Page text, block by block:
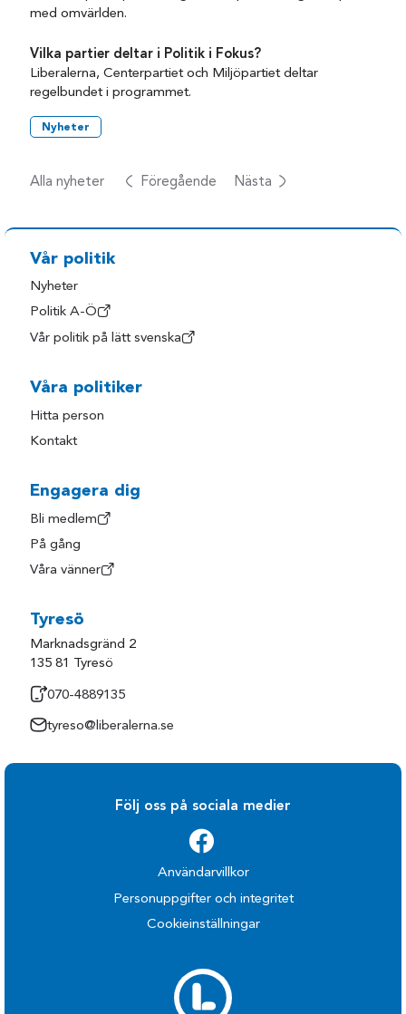
med omvärlden.
Vilka partier deltar i Politik i Fokus?
Liberalerna, Centerpartiet och Miljöpartiet deltar
regelbundet i programmet.
Nyheter
Alla nyheter Föregående Nästa
Vår politik
Nyheter
Politik A-Ö
Vår politik på lätt svenska
Våra politiker
Hitta person
Kontakt
Engagera dig
Bli medlem
På gång
Våra vänner
Tyresö
Marknadsgränd 2
135 81 Tyresö
070-4889135
tyreso@liberalerna.se
Följ oss på sociala medier
Användarvillkor
Personuppgifter och integritet
Cookieinställningar